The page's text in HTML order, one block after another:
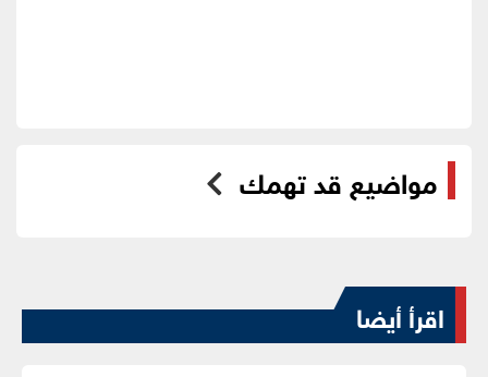
مواضيع قد تهمك
اقرأ أيضا